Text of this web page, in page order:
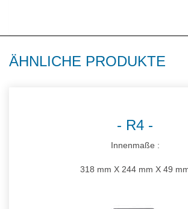
ÄHNLICHE PRODUKTE
R4
Innenmaße :
318 mm X 244 mm X 49